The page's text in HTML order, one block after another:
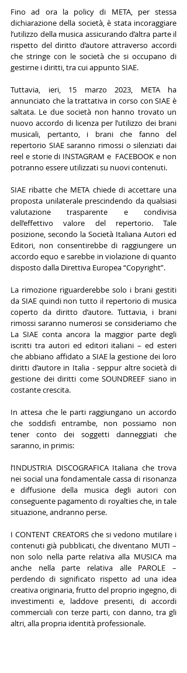
Fino ad ora la policy di META, per stessa
dichiarazione della società, è stata incoraggiare
l’utilizzo della musica assicurando d’altra parte il
rispetto del diritto d’autore attraverso accordi
che stringe con le società che si occupano di
gestirne i diritti, tra cui appunto SIAE.
Tuttavia, ieri, 15 marzo 2023, META ha
annunciato che la trattativa in corso con SIAE è
saltata. Le due società non hanno trovato un
nuovo accordo di licenza per l’utilizzo dei brani
musicali, pertanto, i brani che fanno del
repertorio SIAE saranno rimossi o silenziati dai
reel e storie di INSTAGRAM e  FACEBOOK e non
potranno essere utilizzati su nuovi contenuti.
SIAE ribatte che META chiede di accettare una
proposta unilaterale prescindendo da qualsiasi
valutazione trasparente e condivisa
dell’effettivo valore del repertorio. Tale
posizione, secondo la Società Italiana Autori ed
Editori, non consentirebbe di raggiungere un
accordo equo e sarebbe in violazione di quanto
disposto dalla Direttiva Europea “Copyright”.
La rimozione riguarderebbe solo i brani gestiti
da SIAE quindi non tutto il repertorio di musica
coperto da diritto d’autore. Tuttavia, i brani
rimossi saranno numerosi se consideriamo che
La SIAE conta ancora la maggior parte degli
iscritti tra autori ed editori italiani – ed esteri
che abbiano affidato a SIAE la gestione dei loro
diritti d’autore in Italia - seppur altre società di
gestione dei diritti come SOUNDREEF siano in
costante crescita.
In attesa che le parti raggiungano un accordo
che soddisfi entrambe, non possiamo non
tener conto dei soggetti danneggiati che
saranno, in primis:
l’INDUSTRIA DISCOGRAFICA Italiana che trova
nei social una fondamentale cassa di risonanza
e diffusione della musica degli autori con
conseguente pagamento di royalties che, in tale
situazione, andranno perse.
I CONTENT CREATORS che si vedono mutilare i
contenuti già pubblicati, che diventano MUTI –
non solo nella parte relativa alla MUSICA ma
anche nella parte relativa alle PAROLE –
perdendo di significato rispetto ad una idea
creativa originaria, frutto del proprio ingegno, di
investimenti e, laddove presenti, di accordi
commerciali con terze parti, con danno, tra gli
altri, alla propria identità professionale.